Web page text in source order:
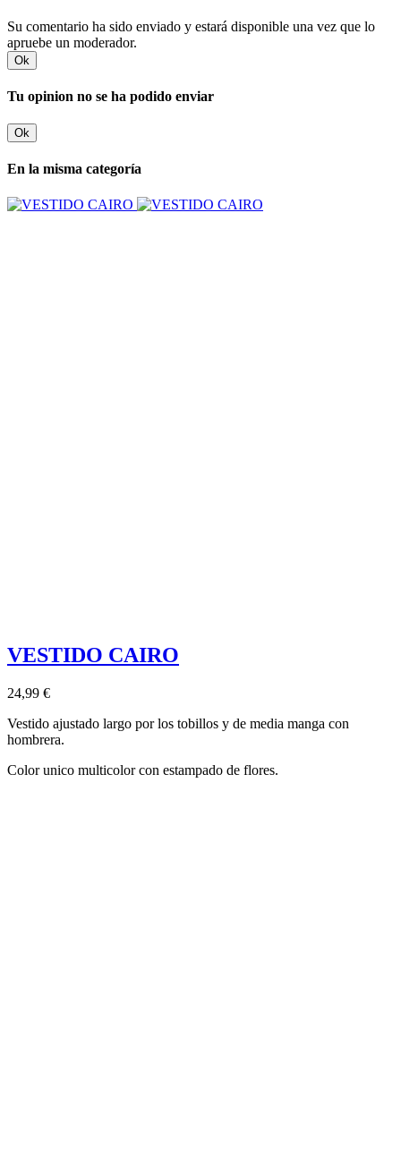
Su comentario ha sido enviado y estará disponible una vez que lo
apruebe un moderador.
Ok
Tu opinion no se ha podido enviar
Ok
En la misma categoría
VESTIDO CAIRO
24,99 €
Vestido ajustado largo por los tobillos y de media manga con
hombrera.
Color unico multicolor con estampado de flores.